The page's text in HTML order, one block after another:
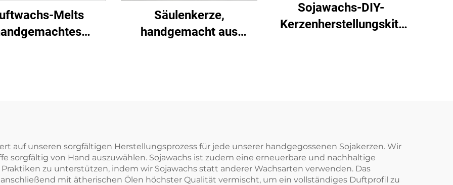
Melts
Säulenkerze,
handgemacht aus
Sojawachs-DIY-
Kerzenherstellungskit,
auf unseren sorgfältigen Herstellungsprozess für jede unserer handgegossenen Sojakerzen. Wir
sorgfältig von Hand auszuwählen. Sojawachs ist zudem eine erneuerbare und nachhaltige
zu unterstützen, indem wir Sojawachs statt anderer Wachsarten verwenden. Das
mit ätherischen Ölen höchster Qualität vermischt, um ein vollständiges Duftprofil zu